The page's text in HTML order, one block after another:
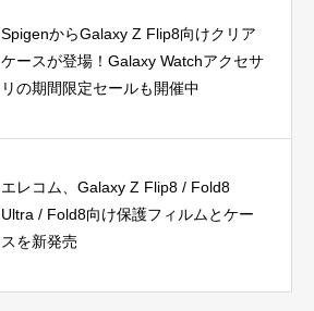
SpigenからGalaxy Z Flip8向けクリア
ケースが登場！Galaxy Watchアクセサ
リの期間限定セールも開催中
エレコム、Galaxy Z Flip8 / Fold8
Ultra / Fold8向け保護フィルムとケー
スを新発売